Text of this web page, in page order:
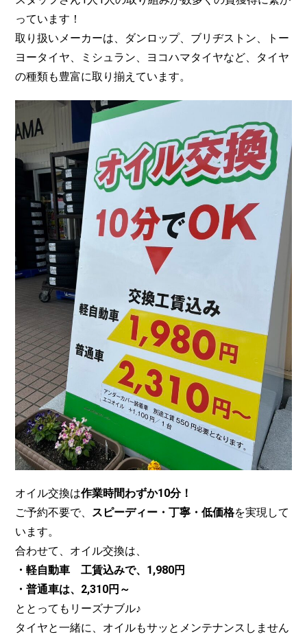
っています！
取り扱いメーカーは、ダンロップ、ブリヂストン、トー
ヨータイヤ、ミシュラン、ヨコハマタイヤなど、タイヤ
の種類も豊富に取り揃えています。
オイル交換は作業時間わずか10分！
ご予約不要で、 スピーディー・丁寧・低価格を実現して
います。
合わせて、オイル交換は、
・軽自動車 工賃込みで、1,980円
・普通車は、2,310円～
ととってもリーズナブル♪
タイヤと一緒に、オイルもサッとメンテナンスしません